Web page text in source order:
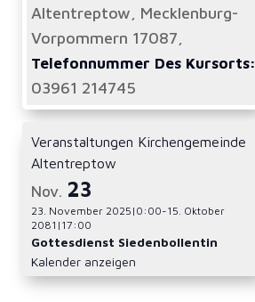
Altentreptow, Mecklenburg-
Vorpommern 17087,
Telefonnummer Des Kursorts:
03961 214745
Veranstaltungen Kirchengemeinde
Altentreptow
Nov. 23
23. November 2025|0:00-15. Oktober
2081|17:00
Gottesdienst Siedenbollentin
Kalender anzeigen